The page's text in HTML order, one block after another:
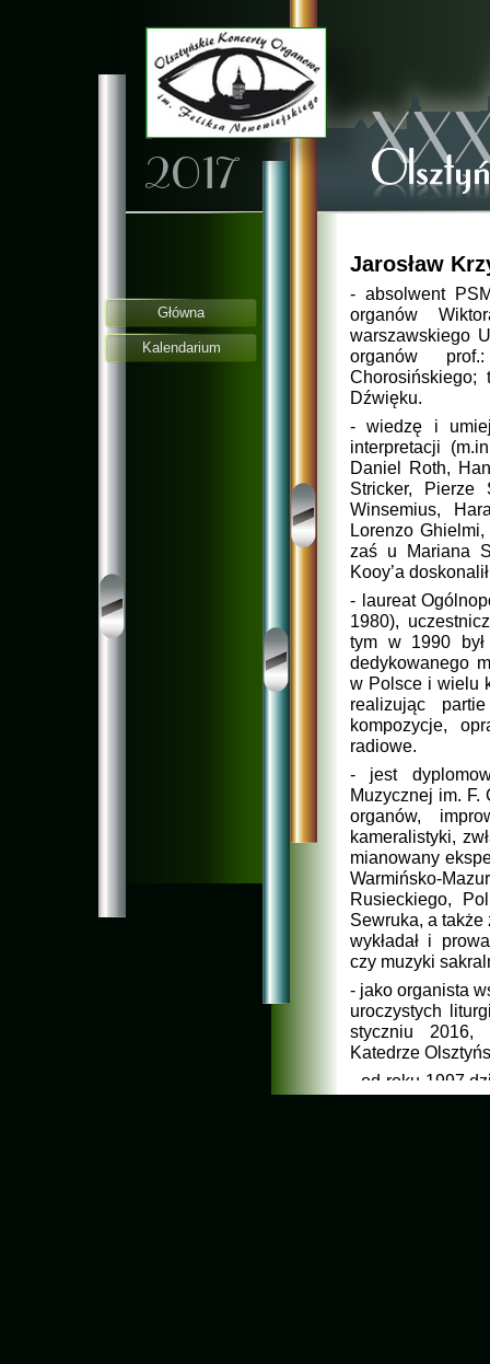
Główna
Kalendarium
Jarosław
- absolwent
organów
warszawskiego
organów
Dźwięku.
- wiedzę i
interpretacji
Daniel Roth,
Stricker, Pierze
Winsemius,
Lorenzo
zaś u Mariana
Kooy’a
- laureat
1980),
tym w 1990 był
dedykowanego
w Polsce i wielu
realizując
kompozycje,
radiowe.
- jest
Muzycznej im.
organów,
kameralistyki,
mianowany
Warmińsko-
Rusieckiego,
Sewruka, a
wykładał i
czy muzyki
- jako organista
uroczystych
styczniu 2016,
Katedrze
od roku 1997
1999 prowadzi